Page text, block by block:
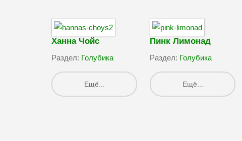
Ханна Чойс
Раздел: Голубика
Ещё...
Пинк Лимонад
Раздел: Голубика
Ещё...